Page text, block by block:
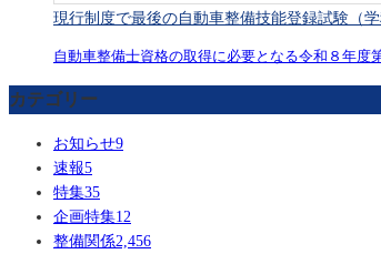
現行制度で最後の自動車整備技能登録試験（
自動車整備士資格の取得に必要となる令和８年度
カテゴリー
お知らせ9
速報5
特集35
企画特集12
整備関係2,456